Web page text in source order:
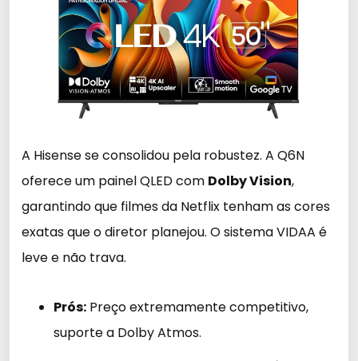
A Hisense se consolidou pela robustez. A Q6N
oferece um painel QLED com Dolby Vision,
garantindo que filmes da Netflix tenham as cores
exatas que o diretor planejou. O sistema VIDAA é
leve e não trava.
Prós: Preço extremamente competitivo,
suporte a Dolby Atmos.